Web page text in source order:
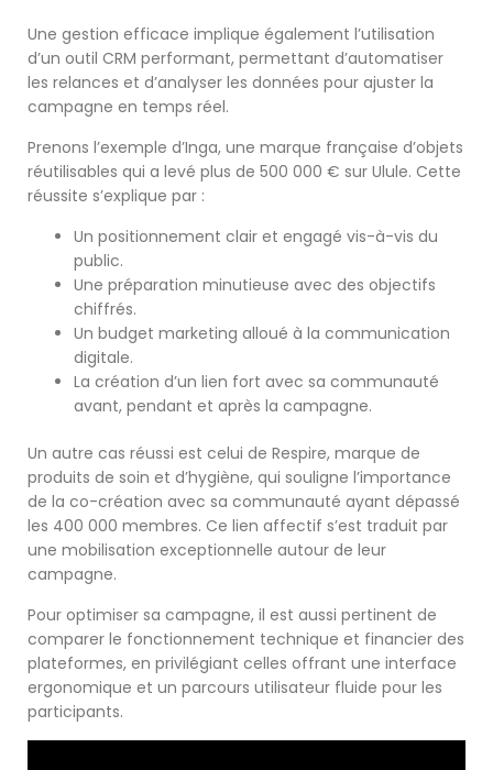
Une gestion efficace implique également l’utilisation
d’un outil CRM performant, permettant d’automatiser
les relances et d’analyser les données pour ajuster la
campagne en temps réel.
Prenons l’exemple d’Inga, une marque française d’objets
réutilisables qui a levé plus de 500 000 € sur Ulule. Cette
réussite s’explique par :
Un positionnement clair et engagé vis-à-vis du
public.
Une préparation minutieuse avec des objectifs
chiffrés.
Un budget marketing alloué à la communication
digitale.
La création d’un lien fort avec sa communauté
avant, pendant et après la campagne.
Un autre cas réussi est celui de Respire, marque de
produits de soin et d’hygiène, qui souligne l’importance
de la co-création avec sa communauté ayant dépassé
les 400 000 membres. Ce lien affectif s’est traduit par
une mobilisation exceptionnelle autour de leur
campagne.
Pour optimiser sa campagne, il est aussi pertinent de
comparer le fonctionnement technique et financier des
plateformes, en privilégiant celles offrant une interface
ergonomique et un parcours utilisateur fluide pour les
participants.